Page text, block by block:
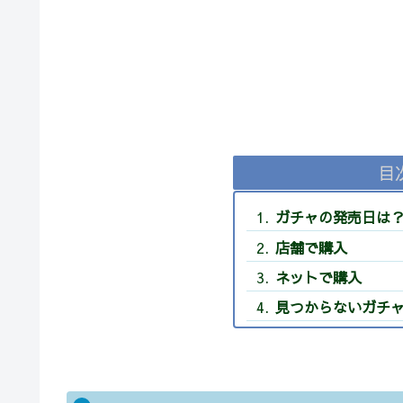
目
ガチャの発売日は？
店舗で購入
ネットで購入
見つからないガチ